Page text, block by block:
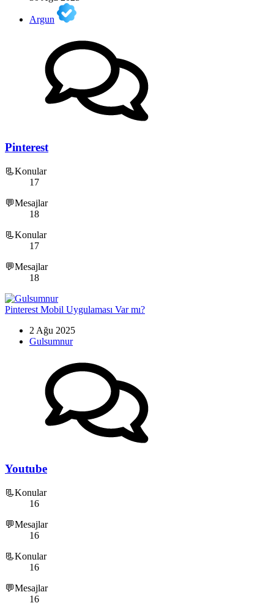
Argun
Pinterest
📃Konular
17
💬Mesajlar
18
📃Konular
17
💬Mesajlar
18
Pinterest Mobil Uygulaması Var mı?
2 Ağu 2025
Gulsumnur
Youtube
📃Konular
16
💬Mesajlar
16
📃Konular
16
💬Mesajlar
16